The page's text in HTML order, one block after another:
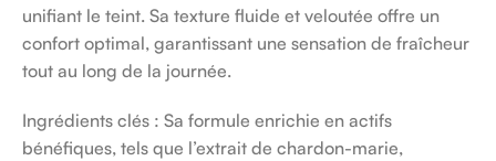
unifiant le teint. Sa texture fluide et veloutée offre un
confort optimal, garantissant une sensation de fraîcheur
tout au long de la journée.
Ingrédients clés : Sa formule enrichie en actifs
bénéfiques, tels que l’extrait de chardon-marie,